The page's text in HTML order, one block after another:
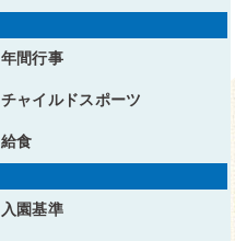
年間行事
チャイルドスポーツ
給食
入園基準